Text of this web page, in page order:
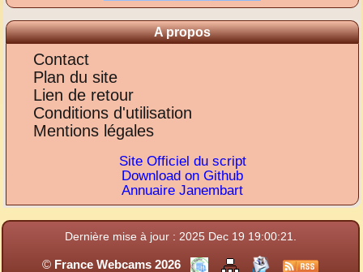
A propos
Contact
Plan du site
Lien de retour
Conditions d'utilisation
Mentions légales
Site Officiel du script
Download on Github
Annuaire Janembart
Dernière mise à jour : 2025 Dec 19 19:00:21.
© France Webcams 2026